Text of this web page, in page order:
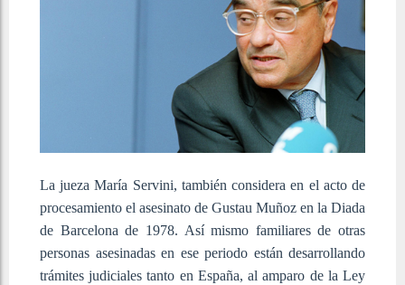
La jueza María Servini, también considera en el acto de
procesamiento el asesinato de Gustau Muñoz en la Diada
de Barcelona de 1978. Así mismo familiares de otras
personas asesinadas en ese periodo están desarrollando
trámites judiciales tanto en España, al amparo de la Ley